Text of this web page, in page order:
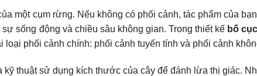
một cụm rừng. Nếu không có phối cảnh, tác phẩm của
sống động và chiều sâu không gian. Trong thiết kế bố
loại phối cảnh chính: phối cảnh tuyến tính và phối cảnh
kỹ thuật sử dụng kích thước của cây để đánh lừa thị giác.